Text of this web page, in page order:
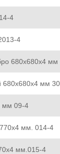
4
4
680x680x4 мм
680x680x4 мм
мм 09-4
мм. 014-4
мм.015-4